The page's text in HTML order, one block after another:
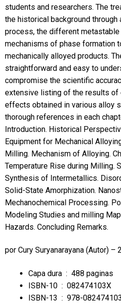
students and researchers. The
the historical background
process, the different
mechanisms of phase formation
mechanically alloyed products.
straightforward and easy to
compromise the scientific
extensive listing of the results
effects obtained in various alloy
thorough references in each
Introduction. Historical
Equipment for Mechanical
Milling. Mechanism of Alloying.
Temperature Rise during Milling.
Synthesis of Intermetallics.
Solid-State Amorphization.
Mechanochemical Processing.
Modeling Studies and milling
Hazards. Concluding Remarks.
por Cury Suryanarayana (Autor) –
Capa dura ‏ : ‎ 488 paginas
ISBN-10 ‏ : ‎ 082474103X
ISBN-13 ‏ : ‎ 978-